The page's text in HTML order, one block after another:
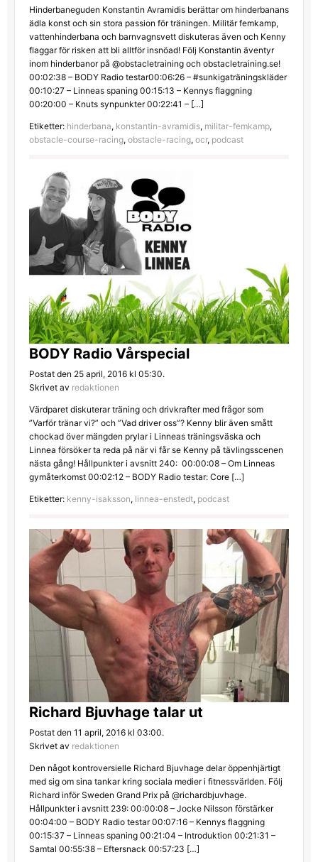
Hinderbaneguden Konstantin Avramidis berättar om hinderbanans
ädla konst och sin stora passion för träningen. Militär femkamp,
vattenhinderbana och barnvagnsvett diskuteras även och Kenny
flaggar för risken att bli alltför insnöad! Följ Konstantin äventyr
inom hinderbanor på @obstacletraining och obstacletraining.se!
00:02:38 – BODY Radio testar00:06:26 – #sunkigaträningskläder
00:10:27 – Linneas spaning 00:15:13 – Kennys flaggning
00:20:00 – Knuts synpunkter 00:22:41 – […]
Etiketter: hinderbana, konstantin-avramidis, militar-femkamp,
obstacle-course-racing, obstacle-racing, ocr, podcast
BODY Radio Vårspecial
Postat den 25 april, 2016 kl 05:30.
Skrivet av redaktionen
Värdparet diskuterar träning och drivkrafter med frågor som
”Varför tränar vi?” och ”Vad driver oss”? Kenny blir även smått
chockad över mängden prylar i Linneas träningsväska och
Linnea försöker ta reda på när vi får se Kenny på tävlingsscenen
nästa gång! Hållpunkter i avsnitt 240: 00:00:08 – Om Linneas
gymåterkomst 00:02:12 – BODY Radio testar: Core […]
Etiketter: kenny-isaksson, linnea-enstedt, podcast
Richard Bjuvhage talar ut
Postat den 11 april, 2016 kl 03:00.
Skrivet av redaktionen
Den något kontroversielle Richard Bjuvhage delar öppenhjärtigt
med sig om sina tankar kring sociala medier i fitnessvärlden. Följ
Richard inför Sweden Grand Prix på @richardbjuvhage.
Hållpunkter i avsnitt 239: 00:00:08 – Jocke Nilsson förstärker
00:04:00 – BODY Radio testar 00:07:16 – Kennys flaggning
00:15:37 – Linneas spaning 00:21:04 – Introduktion 00:21:31 –
Samtal 00:55:38 – Eftersnack 00:57:23 […]